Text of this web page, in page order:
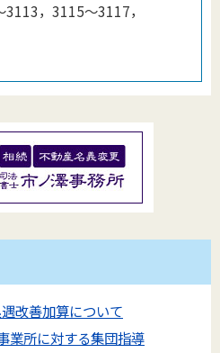
，3115～3117，
改善加算について
業所に対する集団指導